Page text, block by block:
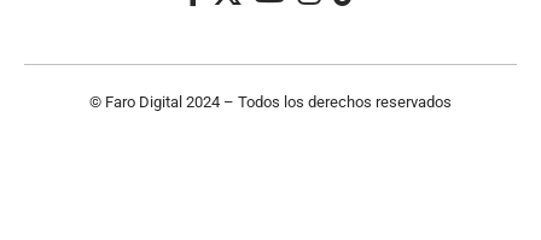
© Faro Digital 2024 – Todos los derechos reservados